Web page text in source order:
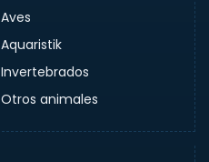
Aves
Aquaristik
Invertebrados
Otros animales